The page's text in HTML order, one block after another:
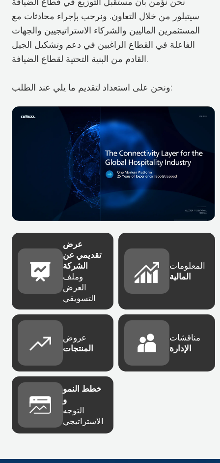
سيتبلور من خلال التعاون. ونرحب بإجراء محادثات مع
المستثمرين الماليين والشركاء الاستراتيجيين والجهات
الفاعلة في القطاع الراغبين في دعم وتشكيل الجيل
القادم من البنية التحتية لقطاع الضيافة.
ونحن على استعداد لتقديم ما يلي عند الطلب:
عرض
تقديمي عن
الشركة
وملف
العرض
التسويقي
المعلومات
المالية
عروض
المنتجات
مناقشات
الإدارة
خطط النمو
و
التوجه
الاستراتيجي